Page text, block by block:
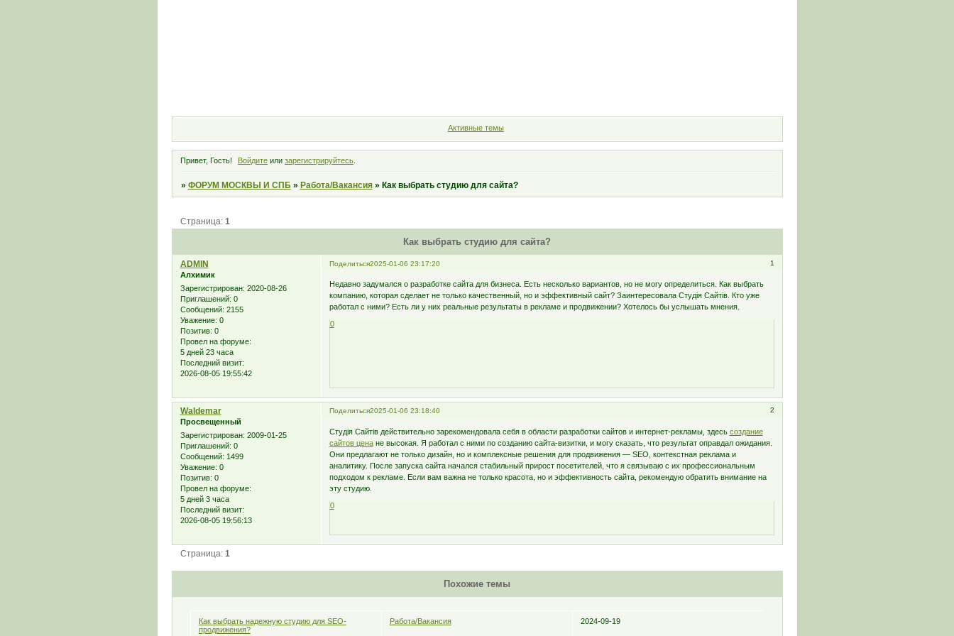
Активные темы
Привет, Гость! Войдите или зарегистрируйтесь.
» ФОРУМ МОСКВЫ И СПБ » Работа/Вакансия » Как выбрать студию для сайта?
Как выбрать студию для сайта?
Страница: 1
Поделиться 1
2025-01-06 23:17:20
ADMIN
Алхимик
Зарегистрирован: 2020-08-26
Приглашений: 0
Сообщений: 2155
Уважение: 0
Позитив: 0
Провел на форуме:
5 дней 23 часа
Последний визит:
2026-08-05 19:55:42
Недавно задумался о разработке сайта для бизнеса. Есть несколько вариантов, но не могу определиться. Как выбрать
компанию, которая сделает не только качественный, но и эффективный сайт? Заинтересовала Студія Сайтів. Кто уже
работал с ними? Есть ли у них реальные результаты в рекламе и продвижении? Хотелось бы услышать мнения.
0
Поделиться 2
2025-01-06 23:18:40
Waldemar
Просвещенный
Зарегистрирован: 2009-01-25
Приглашений: 0
Сообщений: 1499
Уважение: 0
Позитив: 0
Провел на форуме:
5 дней 3 часа
Последний визит:
2026-08-05 19:56:13
Студія Сайтів действительно зарекомендовала себя в области разработки сайтов и интернет-рекламы, здесь создание
сайтов ценане высокая. Я работал с ними по созданию сайта-визитки, и могу сказать, что результат оправдал ожидания.
Они предлагают не только дизайн, но и комплексные решения для продвижения — SEO, контекстная реклама и
аналитику. После запуска сайта начался стабильный прирост посетителей, что я связываю с их профессиональным
подходом к рекламе. Если вам важна не только красота, но и эффективность сайта, рекомендую обратить внимание на
эту студию.
0
Страница: 1
Похожие темы
Как выбрать надежную студию для SEO-
продвижения?
Работа/Вакансия 2024-09-19